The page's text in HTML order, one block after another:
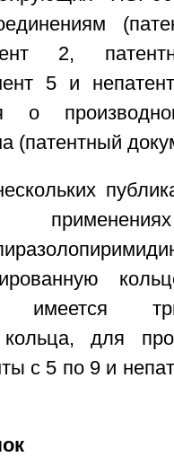
2,
5 и
о
(патентный
имеется
кольца, для
с 5 по 9 и